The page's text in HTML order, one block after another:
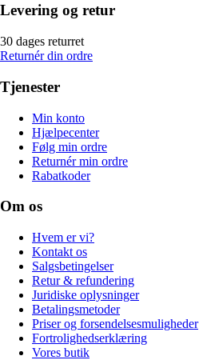
Levering og retur
30 dages returret
Returnér din ordre
Tjenester
Min konto
Hjælpecenter
Følg min ordre
Returnér min ordre
Rabatkoder
Om os
Hvem er vi?
Kontakt os
Salgsbetingelser
Retur & refundering
Juridiske oplysninger
Betalingsmetoder
Priser og forsendelsesmuligheder
Fortrolighedserklæring
Vores butik